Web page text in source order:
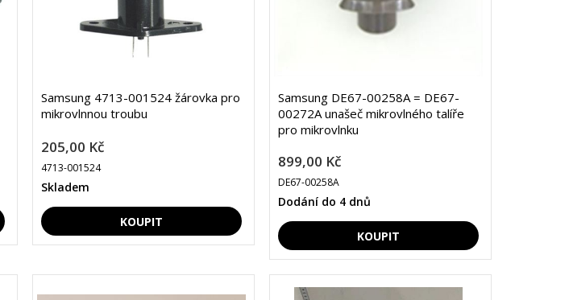
Samsung 4713-001524 žárovka pro
mikrovlnnou troubu
205,00 Kč
4713-001524
Skladem
Samsung DE67-00258A = DE67-
00272A unašeč mikrovlného talíře
pro mikrovlnku
899,00 Kč
DE67-00258A
Dodání do 4 dnů